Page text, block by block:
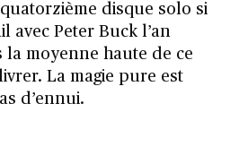
disque solo si
avec Peter Buck l’an
la moyenne haute de ce
La magie pure est
d’ennui.